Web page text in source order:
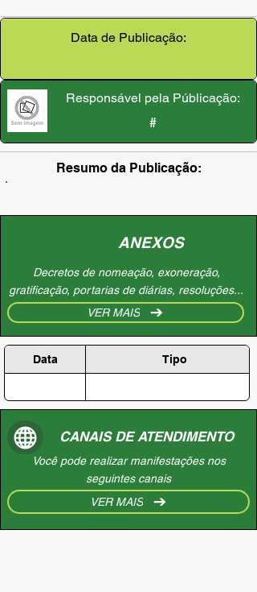
Data de Publicação:
Responsável pela Públicação:
#
Resumo da Publicação:
ANEXOS
Decretos de nomeação, exoneração,
gratificação, portarias de diárias, resoluções...
VER MAIS
Data Tipo
CANAIS DE ATENDIMENTO
Você pode realizar manifestações nos
seguintes canais
VER MAIS